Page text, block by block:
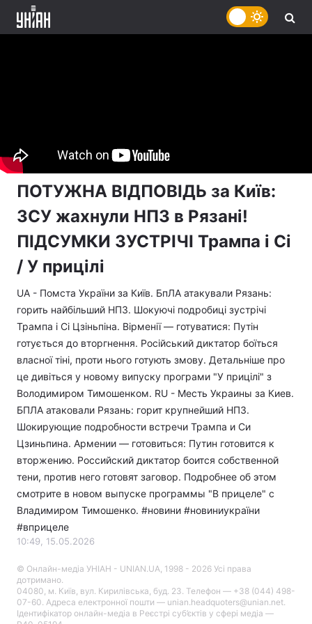
ПОТУЖНА ВІДПОВІДЬ за Київ:
ЗСУ жахнули НПЗ в Рязані!
ПІДСУМКИ ЗУСТРІЧІ Трампа і Сі
/ У прицілі
UA - Помста України за Київ. БпЛА атакували Рязань:
горить найбільший НПЗ. Шокуючі подробиці зустрічі
Трампа і Сі Цзіньпіна. Вірменії — готуватися: Путін
готується до вторгнення. Російський диктатор боїться
власної тіні, проти нього готують змову. Детальніше про
це дивіться у новому випуску програми "У прицілі" з
Володимиром Тимошенком. RU - Месть Украины за Киев.
БПЛА атаковали Рязань: горит крупнейший НПЗ.
Шокирующие подробности встречи Трампа и Си
Цзиньпина. Армении — готовиться: Путин готовится к
вторжению. Российский диктатор боится собственной
тени, против него готовят заговор. Подробнее об этом
смотрите в новом выпуске программы "В прицеле" с
Владимиром Тимошенко. #новини​ #новиниукраїни
#вприцеле
10:49, 15.05.2026
© Онлайн-медіа УНІАН - UNIAN.UA, 1998 - 2026 Усі права
дотримано.
04080, м. Київ, вул. Кирилівська, буд. 23. Телефон — +38 (044) 498-
07-60. Адреса електронної пошти — unian.headquoters@unian.net.
Ідентифікатор онлайн-медіа в Реєстрі суб’єктів у сфері медіа —